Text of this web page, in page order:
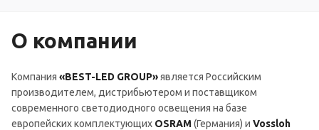
О компании
Компания «BEST-LED GROUP»является Российским
производителем, дистрибьютером и поставщиком
современного светодиодного освещения на базе
европейских комплектующих OSRAM(Германия) и Vossloh